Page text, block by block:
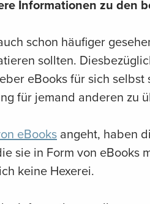
Informationen zu den
schon häufiger
sollten.
eBooks für sich
für jemand anderen zu
eBooks angeht, haben
sie in Form von
keine Hexerei.